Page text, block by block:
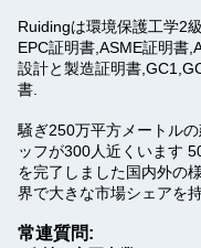
Ruidingは環境保護工学2
EPC証明書,ASME証明書
設計と製造証明書
書.
騒ぎ250万平方メートル
ッフが300人近くいます
を完了しました国内外の
界で大きな市場シェアを
常連質問: